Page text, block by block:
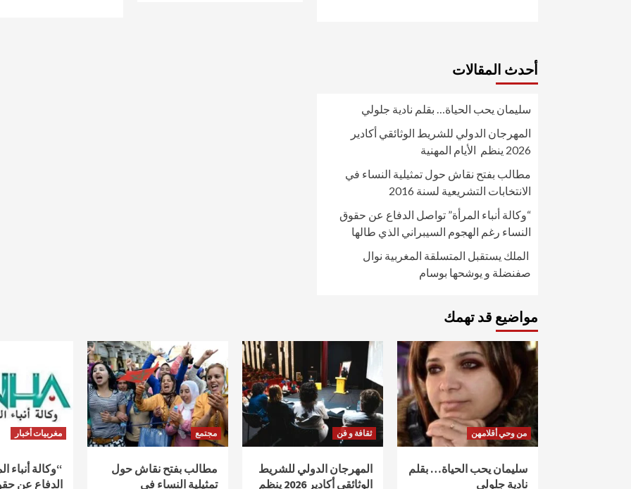
أحدث المقالات
سليمان يحب الحياة… بقلم نادية جلولي
المهرجان الدولي للشريط الوثائقي أكادير
2026 ينظم الأيام المهنية
مطالب بفتح نقاش حول تمثيلية النساء في
الانتخابات التشريعية لسنة 2016
“وكالة أنباء المرأة” تواصل الدفاع عن حقوق
النساء رغم الهجوم السيبراني الذي طالها
الملك يستقبل المتسلقة المغربية نوال
صفنضلة و يوشحها بوسام
مواضيع قد تهمك
من وحي أقلامهن
سليمان يحب الحياة… بقلم
نادية جلولي
ثقافة و فن
المهرجان الدولي للشريط
الوثائقي أكادير 2026 ينظم
مجتمع
مطالب بفتح نقاش حول
تمثيلية النساء في
مغربيات أخبار
“وكالة أنباء
الدفاع عن